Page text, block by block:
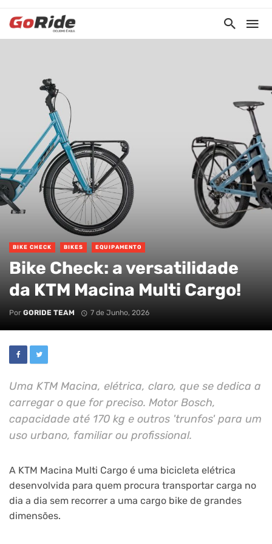
BIKE CHECK BIKES EQUIPAMENTO
Bike Check: a versatilidade
da KTM Macina Multi Cargo!
Por GORIDE TEAM 7 de Junho, 2026
Uma KTM Macina, elétrica, claro, que se dedica a
carregar o que for preciso. Motor Bosch,
capacidade até 170 kg e outros 'trunfos' para um
uso urbano, familiar ou profissional.
A KTM Macina Multi Cargo é uma bicicleta elétrica
desenvolvida para quem procura transportar carga no
dia a dia sem recorrer a uma cargo bike de grandes
dimensões.